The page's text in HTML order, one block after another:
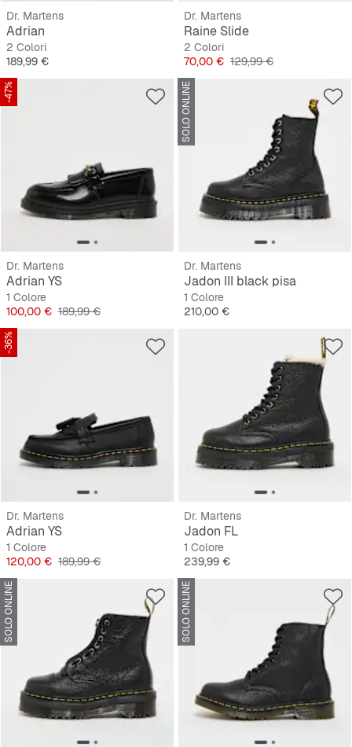
Dr. Martens
Adrian
2 Colori
Prezzo
189,99 €
Dr. Martens
Raine Slide
2 Colori
Prezzo
70,00 € Prezzo originale
129,99 €
-47%
Dr. Martens
Adrian YS
1 Colore
Prezzo
100,00 € Prezzo originale
189,99 €
SOLO ONLINE
Dr. Martens
Jadon III black pisa
1 Colore
Prezzo
210,00 €
-36%
Dr. Martens
Adrian YS
1 Colore
Prezzo
120,00 € Prezzo originale
189,99 €
Dr. Martens
Jadon FL
1 Colore
Prezzo
239,99 €
SOLO ONLINE SOLO ONLINE